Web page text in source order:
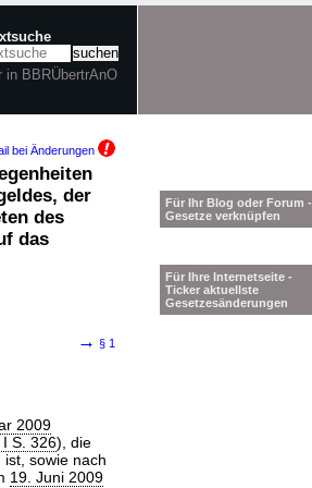
in BBRÜbertrAnO
bei Änderungen
der
des
das
→ § 1
2009
S. 326), die
sowie nach
19. Juni 2009
Für Ihr Blog oder Forum -
Gesetze verknüpfen
Für Ihre Internetseite -
Ticker aktuellste
Gesetzesänderungen